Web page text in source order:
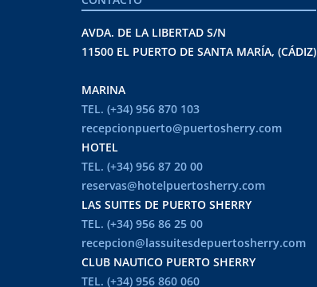
AVDA. DE LA LIBERTAD S/N
11500 EL PUERTO DE SANTA MARÍA, (CÁDIZ)
MARINA
TEL. (+34) 956 870 103
recepcionpuerto@puertosherry.com
HOTEL
TEL. (+34) 956 87 20 00
reservas@hotelpuertosherry.com
LAS SUITES DE PUERTO SHERRY
TEL. (+34) 956 86 25 00
recepcion@lassuitesdepuertosherry.com
CLUB NAUTICO PUERTO SHERRY
TEL. (+34) 956 860 060